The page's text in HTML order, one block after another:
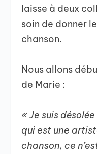
laisse à deux
soin de donner
chanson.
Nous allons
de Marie :
« Je suis
qui est une
chanson, ce